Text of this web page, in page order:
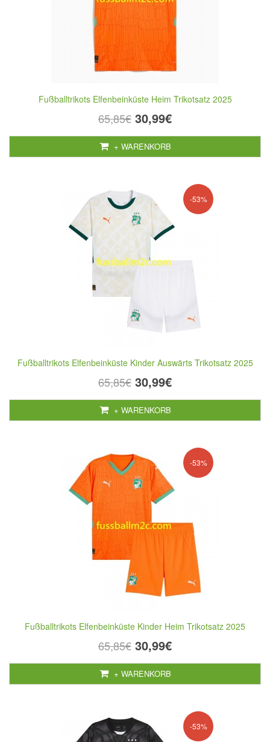
Fußballtrikots Elfenbeinküste Heim Trikotsatz 2025
65,85€ 30,99€
+ WARENKORB
-53%
Fußballtrikots Elfenbeinküste Kinder Auswärts Trikotsatz 2025
65,85€ 30,99€
+ WARENKORB
-53%
Fußballtrikots Elfenbeinküste Kinder Heim Trikotsatz 2025
65,85€ 30,99€
+ WARENKORB
-53%